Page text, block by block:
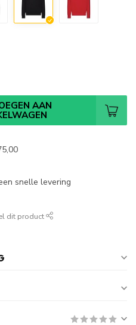
AAN
snelle levering
dit product